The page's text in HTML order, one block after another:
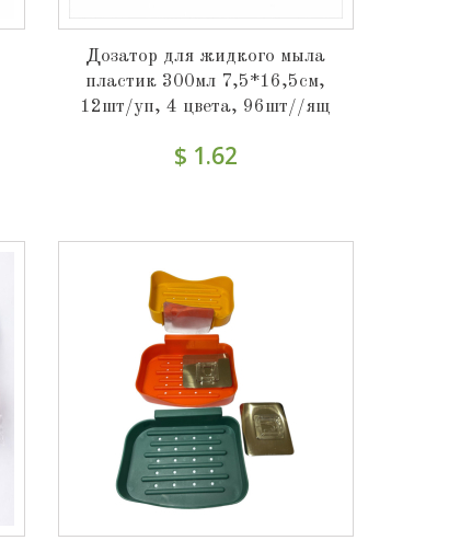
Дозатор для жидкого мыла
пластик 300мл 7,5*16,5см,
12шт/уп, 4 цвета, 96шт//ящ
$ 1.62